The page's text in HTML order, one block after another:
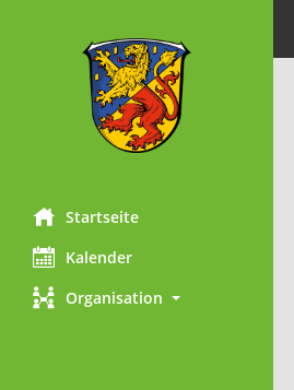
Startseite
Kalender
Organisation